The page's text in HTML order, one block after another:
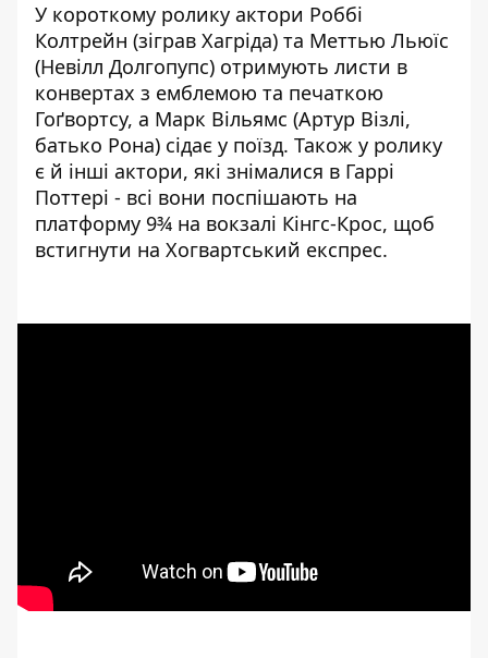
У короткому ролику актори Роббі
Колтрейн (зіграв Хагріда) та Меттью Льюїс
(Невілл Долгопупс) отримують листи в
конвертах з емблемою та печаткою
Гоґвортсу, а Марк Вільямс (Артур Візлі,
батько Рона) сідає у поїзд. Також у ролику
є й інші актори, які знімалися в Гаррі
Поттері - всі вони поспішають на
платформу 9¾ на вокзалі Кінгс-Крос, щоб
встигнути на Хогвартський експрес.